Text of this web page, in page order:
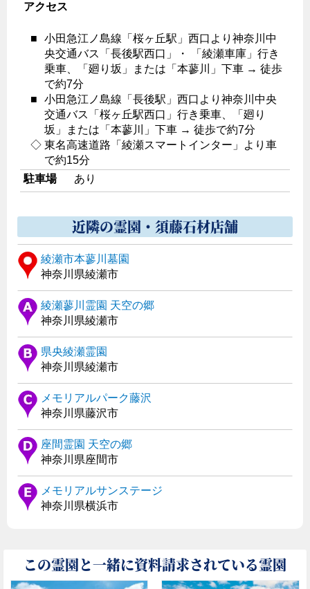
アクセス
■
小田急江ノ島線「桜ヶ丘駅」西口より神奈川中
央交通バス「長後駅西口」・ 「綾瀬車庫」行き
乗車、「廻り坂」または「本蓼川」下車 → 徒歩
で約7分
■
小田急江ノ島線「長後駅」西口より神奈川中央
交通バス「桜ヶ丘駅西口」行き乗車、「廻り
坂」または「本蓼川」下車 → 徒歩で約7分
◇ 東名高速道路「綾瀬スマートインター」より車
で約15分
駐車場
あり
近隣の霊園・須藤石材店舗
綾瀬市本蓼川墓園
神奈川県綾瀬市
綾瀬蓼川霊園 天空の郷
神奈川県綾瀬市
県央綾瀬霊園
神奈川県綾瀬市
メモリアルパーク藤沢
神奈川県藤沢市
座間霊園 天空の郷
神奈川県座間市
メモリアルサンステージ
神奈川県横浜市
この霊園と一緒に資料請求されている霊園